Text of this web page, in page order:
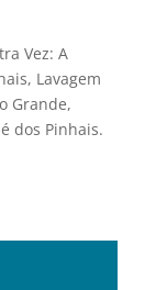
Vez: A
Lavagem
Grande,
dos Pinhais.